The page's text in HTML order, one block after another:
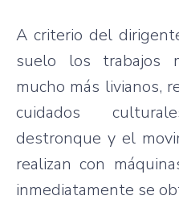
A criterio del
suelo los trabajos
mucho más livianos,
cuidados
destronque y el
realizan con
inmediatamente se